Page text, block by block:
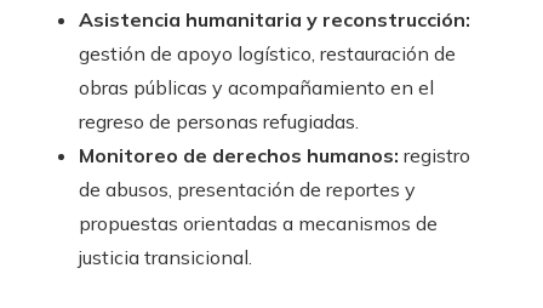
Asistencia humanitaria y reconstrucción:
gestión de apoyo logístico, restauración de
obras públicas y acompañamiento en el
regreso de personas refugiadas.
Monitoreo de derechos humanos: registro
de abusos, presentación de reportes y
propuestas orientadas a mecanismos de
justicia transicional.